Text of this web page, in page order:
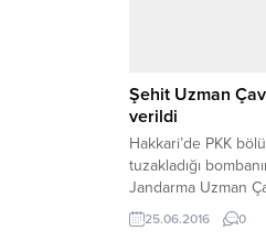
Şehit Uzman
verildi
Hakkari’de PKK
tuzakladığı
Jandarma Uzman
Yozgat’ın Çekerek
uğurlandı. Şehit
25.06.2016 0